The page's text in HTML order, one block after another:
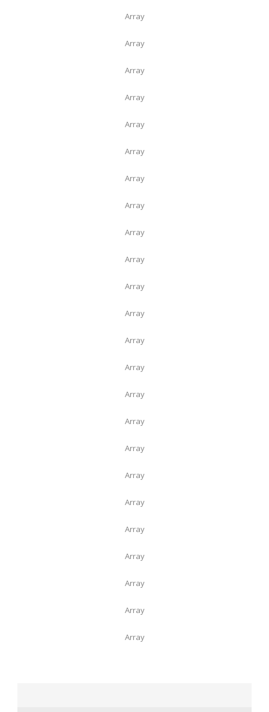
Array
Array
Array
Array
Array
Array
Array
Array
Array
Array
Array
Array
Array
Array
Array
Array
Array
Array
Array
Array
Array
Array
Array
Array